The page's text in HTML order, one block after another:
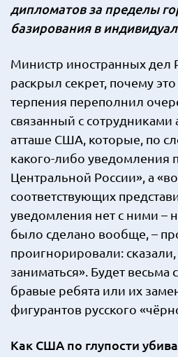
дипломатов за пределы
базирования в
Министр иностранных дел
раскрыл секрет, почему
терпения переполнил
связанный с сотрудниками
атташе США, которые, по
какого-либо уведомления
Центральной России», а
соответствующих
уведомления нет с ними –
было сделано вообще, –
проигнорировали:
заниматься». Будет весьма
бравые ребята или их
фигурантов русского
Как США по глупости